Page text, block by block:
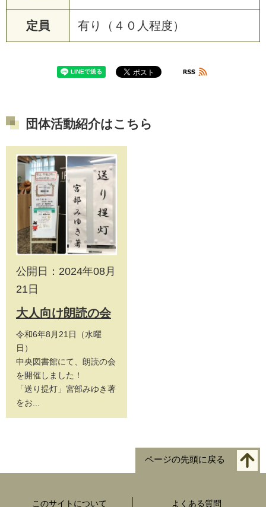
定員 有り（４０人程度）
団体活動紹介はこちら
公開日：2024年08月
21日
大人向け朗読の会
令和6年8月21日（水曜
日）
中央図書館にて、朗読の会
を開催しました！
「送り提灯」宮部みゆき著
をお...
ページの先頭に戻る
このサイトについて よくある質問